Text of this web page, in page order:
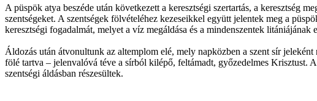
A püspök atya beszéde után következett a keresztségi szertartás, a keresztség
szentségeket. A szentségek fölvételéhez kezeseikkel együtt jelentek meg a
keresztségi fogadalmát, melyet a víz megáldása és a mindenszentek
Áldozás után átvonultunk az altemplom elé, mely napközben a szent sír
fölé tartva – jelenvalóvá téve a sírból kilépő, feltámadt, győzedelmes Krisztust.
szentségi áldásban részesültek.